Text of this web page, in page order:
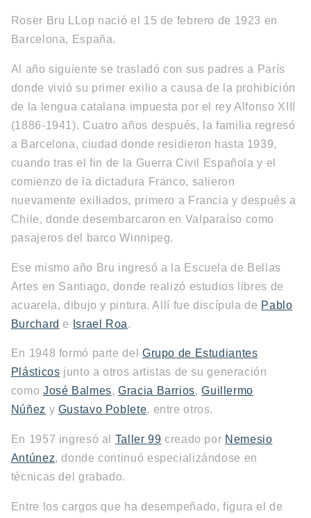
Roser Bru LLop nació el 15 de febrero de 1923 en
Barcelona, España.
Al año siguiente se trasladó con sus padres a París
donde vivió su primer exilio a causa de la prohibición
de la lengua catalana impuesta por el rey Alfonso XIII
(1886-1941). Cuatro años después, la familia regresó
a Barcelona, ciudad donde residieron hasta 1939,
cuando tras el fin de la Guerra Civil Española y el
comienzo de la dictadura Franco, salieron
nuevamente exiliados, primero a Francia y después a
Chile, donde desembarcaron en Valparaíso como
pasajeros del barco Winnipeg.
Ese mismo año Bru ingresó a la Escuela de Bellas
Artes en Santiago, donde realizó estudios libres de
acuarela, dibujo y pintura. Allí fue discípula de Pablo
Burchard e Israel Roa.
En 1948 formó parte del
Grupo de Estudiantes
Plásticos junto a otros artistas de su generación
como José Balmes, Gracia Barrios, Guillermo
Núñez y Gustavo Poblete, entre otros.
En 1957 ingresó al Taller 99 creado por Nemesio
Antúnez, donde continuó especializándose en
técnicas del grabado.
Entre los cargos que ha desempeñado, figura el de